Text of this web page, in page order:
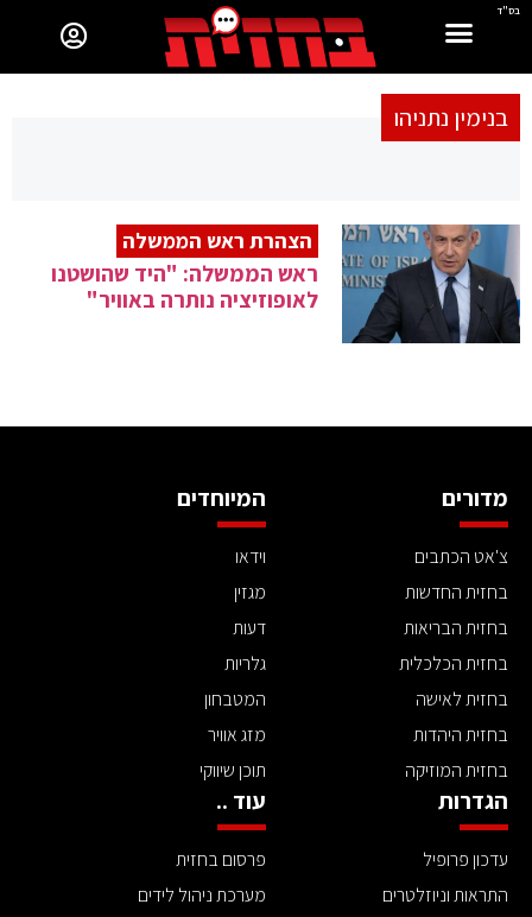
בס"ד
בנימין נתניהו
הצהרת ראש הממשלה
ראש הממשלה: "היד שהושטנו
לאופוזיציה נותרה באוויר"
מדורים
צ'אט הכתבים
בחזית החדשות
בחזית הבריאות
בחזית הכלכלית
בחזית לאישה
בחזית היהדות
בחזית המוזיקה
המיוחדים
וידאו
מגזין
דעות
גלריות
המטבחון
מזג אוויר
תוכן שיווקי
הגדרות
עדכון פרופיל
התראות וניוזלטרים
עוד ..
פרסום בחזית
מערכת ניהול לידים